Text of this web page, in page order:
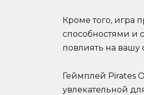
Кроме того, игра
способностями и
повлиять на вашу
Геймплей Pirates
увлекательной